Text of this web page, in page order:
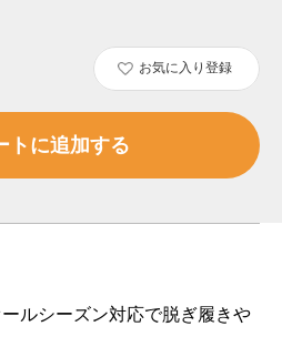
お気に入り登録
ルシーズン対応で脱ぎ履きや